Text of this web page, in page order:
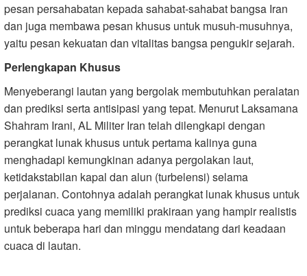
pesan persahabatan kepada sahabat-sahabat bangsa Iran
dan juga membawa pesan khusus untuk musuh-musuhnya,
yaitu pesan kekuatan dan vitalitas bangsa pengukir sejarah.
Perlengkapan Khusus
Menyeberangi lautan yang bergolak membutuhkan peralatan
dan prediksi serta antisipasi yang tepat. Menurut Laksamana
Shahram Irani, AL Militer Iran telah dilengkapi dengan
perangkat lunak khusus untuk pertama kalinya guna
menghadapi kemungkinan adanya pergolakan laut,
ketidakstabilan kapal dan alun (turbelensi) selama
perjalanan. Contohnya adalah perangkat lunak khusus untuk
prediksi cuaca yang memiliki prakiraan yang hampir realistis
untuk beberapa hari dan minggu mendatang dari keadaan
cuaca di lautan.